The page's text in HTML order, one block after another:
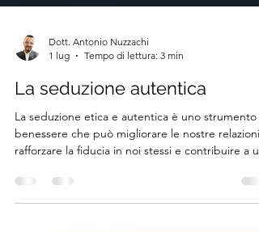
1 lug
Tempo di lettura: 3 min
La seduzione autentica
La seduzione etica e autentica è uno strumento
rafforzare la fiducia in noi stessi e contribuire a un
ambiente di comunicazione più armonioso...